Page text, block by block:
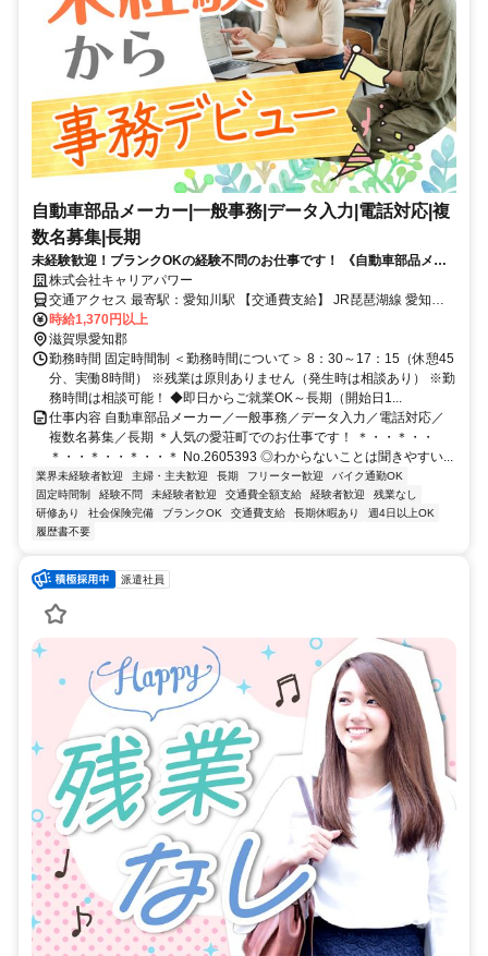
自動車部品メーカー|一般事務|データ入力|電話対応|複
数名募集|長期
未経験歓迎！ブランクOKの経験不問のお仕事です！ 《自動車部品メー
カー》１日８時間のフルタイム★事務スキルＵＰ
株式会社キャリアパワー
交通アクセス 最寄駅：愛知川駅 【交通費支給】 JR琵琶湖線 愛知川
駅 バス15分 JR東海道線 能登川駅 バス19分 近江鉄道本線 五箇荘駅
車9分
時給1,370円以上
滋賀県愛知郡
勤務時間 固定時間制 ＜勤務時間について＞ 8：30～17：15（休憩45
分、実働8時間） ※残業は原則ありません（発生時は相談あり） ※勤
務時間は相談可能！ ◆即日からご就業OK～長期（開始日1...
仕事内容 自動車部品メーカー／一般事務／データ入力／電話対応／
複数名募集／長期 ＊人気の愛荘町でのお仕事です！ ＊・・＊・・
＊・・＊・・＊・・＊ No.2605393 ◎わからないことは聞きやすい...
業界未経験者歓迎 主婦・主夫歓迎 長期 フリーター歓迎
バイク通勤OK
固定時間制
経験不問 未経験者歓迎 交通費全額支給 経験者歓迎
残業なし
研修あり
社会保険完備 ブランクOK 交通費支給 長期休暇あり
週4日以上OK
履歴書不要
派遣社員